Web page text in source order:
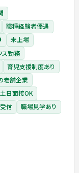
職種経験者優遇
未上場
ス勤務
育児支援制度あり
老舗企業
土日面接OK
付
職場見学あり